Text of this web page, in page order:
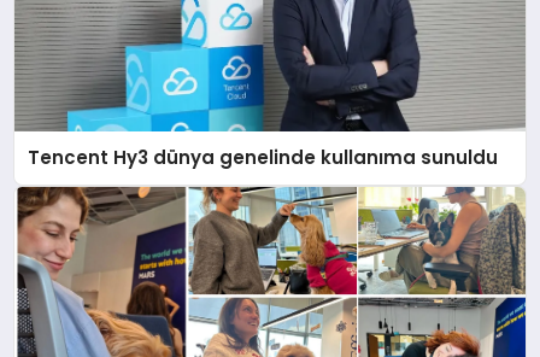
Tencent Hy3 dünya genelinde kullanıma sunuldu